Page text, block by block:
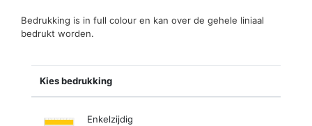
Bedrukking is in full colour en kan over de gehele liniaal
bedrukt worden.
Kies bedrukking
Enkelzijdig